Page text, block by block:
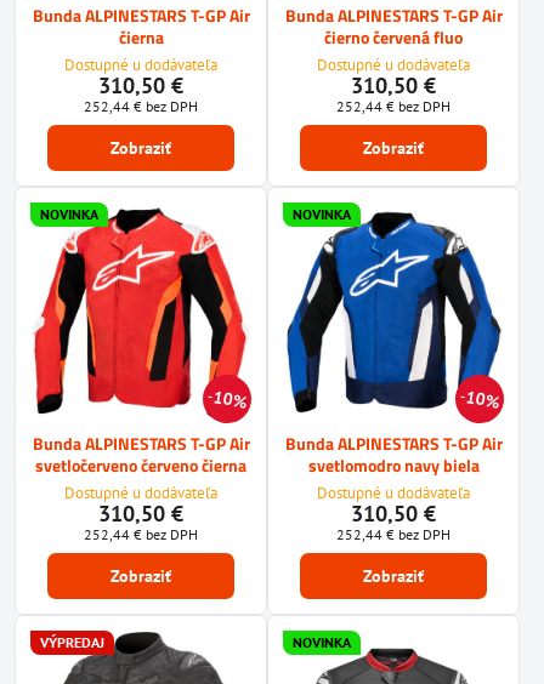
Bunda ALPINESTARS T-GP Air
čierna
Dostupné u dodávateľa
310,50 €
252,44 € bez DPH
Zobraziť
Bunda ALPINESTARS T-GP Air
čierno červená fluo
Dostupné u dodávateľa
310,50 €
252,44 € bez DPH
Zobraziť
10%
NOVINKA
Bunda ALPINESTARS T-GP Air
svetločerveno červeno čierna
Dostupné u dodávateľa
310,50 €
252,44 € bez DPH
Zobraziť
10%
NOVINKA
Bunda ALPINESTARS T-GP Air
svetlomodro navy biela
Dostupné u dodávateľa
310,50 €
252,44 € bez DPH
Zobraziť
VÝPREDAJ NOVINKA